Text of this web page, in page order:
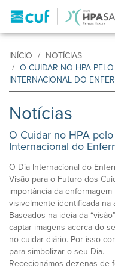
INÍCIO
NOTÍCIAS
O CUIDAR NO HPA
INTERNACIONAL DO
Notícias
O Cuidar no HPA
Internacional do
O Dia Internacional do
Visão para o Futuro dos
importância da
visivelmente identificada na
Baseados na ideia da
captar imagens acerca do
no cuidar diário. Por isso
para simbolizar o seu Dia.
Rececionámos dezenas de